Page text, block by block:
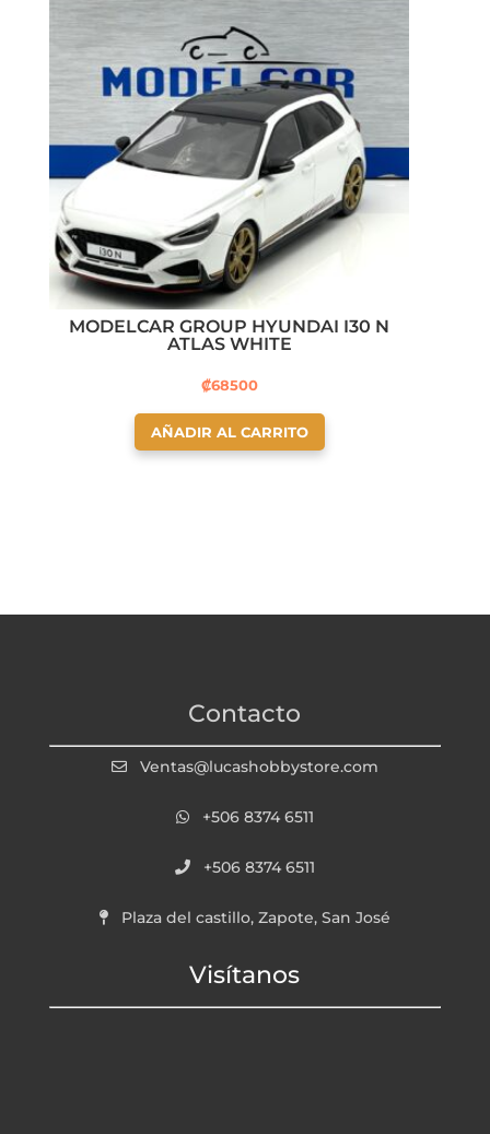
MODELCAR GROUP HYUNDAI I30 N
ATLAS WHITE
₡68500
AÑADIR AL CARRITO
Contacto
Ventas@lucashobbystore.com
+506 8374 6511
+506 8374 6511
Plaza del castillo, Zapote, San José
Visítanos